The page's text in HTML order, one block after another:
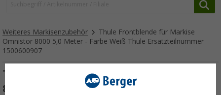
Weiteres Markisenzubehör
Thule Frontblende für Markise
Omnistor 8000 5,0 Meter - Farbe Weiß Thule Ersatzteilnummer
1500600907
Thule Frontblende für Markise Omnistor
8000 5,0 Meter - Farbe Weiß Thule